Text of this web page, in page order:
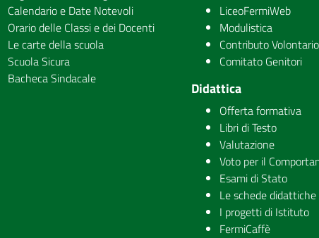
Calendario e Date Notevoli
Orario delle Classi e dei Docenti
Le carte della scuola
Scuola Sicura
Bacheca Sindacale
LiceoFermiWeb
Modulistica
Contributo Volontario
Comitato Genitori
Didattica
Offerta formativa
Libri di Testo
Valutazione
Voto per il
Esami di Stato
Le schede didattiche
I progetti di Istituto
FermiCaffè